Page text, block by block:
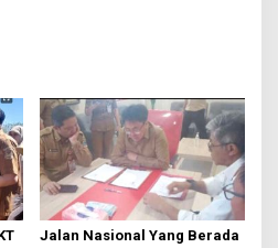
Jalan Nasional Yang Berada